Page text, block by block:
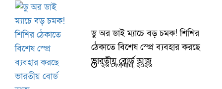
ডু অর ডাই ম্যাচে বড় চমক! শিশির
ঠেকাতে বিশেষ স্প্রে ব্যবহার করছে
ভারতীয় বোর্ড আজ
২৬ ফেব্রুয়ারী, ২০২৬